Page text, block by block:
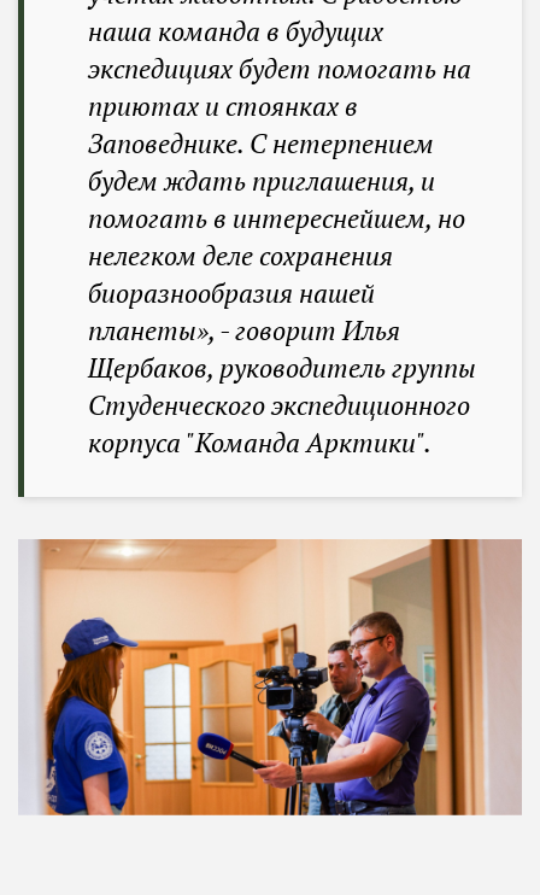
наша команда в будущих
экспедициях будет помогать на
приютах и стоянках в
Заповеднике. С нетерпением
будем ждать приглашения, и
помогать в интереснейшем, но
нелегком деле сохранения
биоразнообразия нашей
планеты», - говорит Илья
Щербаков, руководитель группы
Студенческого экспедиционного
корпуса "Команда Арктики".